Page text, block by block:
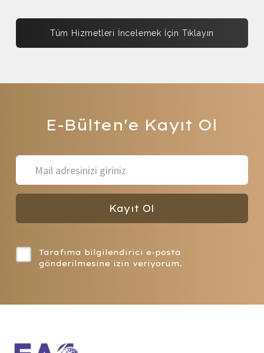
İş
Tüm Hizmetleri İncelemek İçin Tıklayın
E-Bülten'e Kayıt Ol
Kayıt Ol
Tarafıma bilgilendirici e-posta
gönderilmesine izin veriyorum.